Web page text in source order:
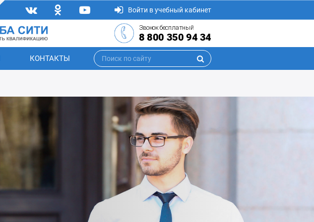
Войти в учебный кабинет
Звонок бесплатный
8 800 350 94 34
КОНТАКТЫ